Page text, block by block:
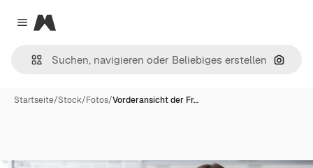
Close menu
Magnific
Nach
Startseite/Stock/Fotos/Vorderansicht der Fr…